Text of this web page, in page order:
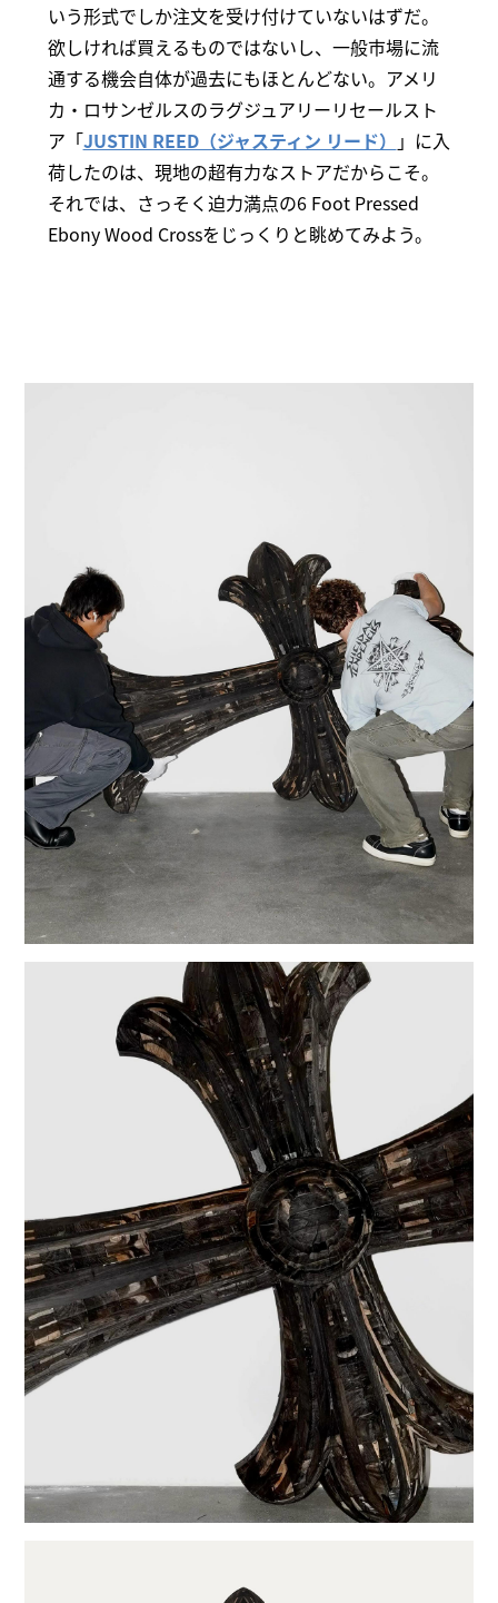
いう形式でしか注文を受け付けていないはずだ。
欲しければ買えるものではないし、一般市場に流
通する機会自体が過去にもほとんどない。アメリ
カ・ロサンゼルスのラグジュアリーリセールスト
ア「JUSTIN REED（ジャスティン リード） 」に入
荷したのは、現地の超有力なストアだからこそ。
それでは、さっそく迫力満点の6 Foot Pressed
Ebony Wood Crossをじっくりと眺めてみよう。